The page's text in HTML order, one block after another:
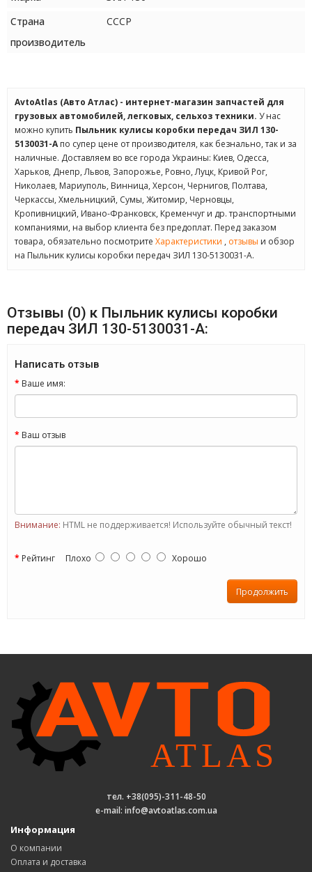
Страна
производитель
СССР
AvtoAtlas (Авто Атлас) - интернет-магазин запчастей для
грузовых автомобилей, легковых, сельхоз техники. У нас
можно купить Пыльник кулисы коробки передач ЗИЛ 130-
5130031-Апо супер цене от производителя, как безнально, так и за
наличные. Доставляем во все города Украины: Киев, Одесса,
Харьков, Днепр, Львов, Запорожье, Ровно, Луцк, Кривой Рог,
Николаев, Мариуполь, Винница, Херсон, Чернигов, Полтава,
Черкассы, Хмельницкий, Сумы, Житомир, Черновцы,
Кропивницкий, Ивано-Франковск, Кременчуг и др. транспортными
компаниями, на выбор клиента без предоплат. Перед заказом
товара, обязательно посмотрите Характеристики , отзывы и обзор
на Пыльник кулисы коробки передач ЗИЛ 130-5130031-А.
Отзывы (0) к Пыльник кулисы коробки
передач ЗИЛ 130-5130031-А:
Написать отзыв
Ваше имя:
Ваш отзыв
Внимание: HTML не поддерживается! Используйте обычный текст!
Рейтинг Плохо Хорошо
Продолжить
тел. +38(095)-311-48-50
e-mail: info@avtoatlas.com.ua
Информация
О компании
Оплата и доставка